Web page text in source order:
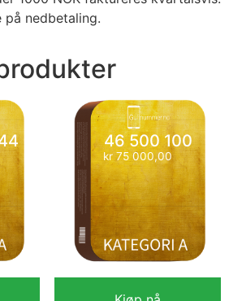
på nedbetaling.
46 500 100
kr75 000,00